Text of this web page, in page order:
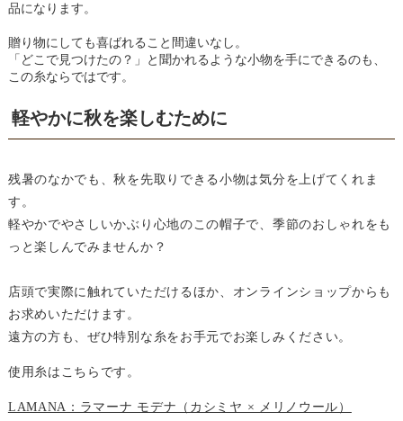
品になります。
贈り物にしても喜ばれること間違いなし。
「どこで見つけたの？」と聞かれるような小物を手にできるのも、
この糸ならではです。
軽やかに秋を楽しむために
残暑のなかでも、秋を先取りできる小物は気分を上げてくれま
す。
軽やかでやさしいかぶり心地のこの帽子で、季節のおしゃれをも
っと楽しんでみませんか？
店頭で実際に触れていただけるほか、オンラインショップからも
お求めいただけます。
遠方の方も、ぜひ特別な糸をお手元でお楽しみください。
使用糸はこちらです。
LAMANA：ラマーナ モデナ（カシミヤ × メリノウール）